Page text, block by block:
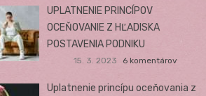
UPLATNENIE PRINCÍPOV
OCEŇOVANIE Z HĽADISKA
POSTAVENIA PODNIKU
15. 3. 2023 6 komentárov
Uplatnenie princípu oceňovania z